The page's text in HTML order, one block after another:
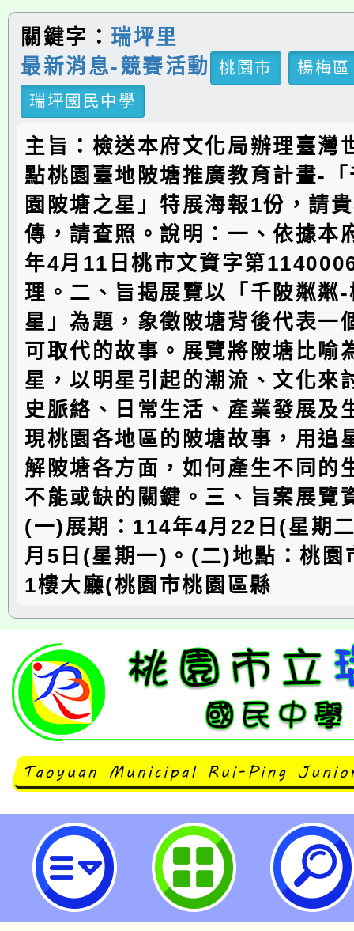
關鍵字： 瑞坪里
最新消息-競賽活動
桃園市
楊梅區
瑞坪國民中學
主旨：檢送本府文化局辦理臺灣
點桃園臺地陂塘推廣教育計畫-
園陂塘之星」特展海報1份，請
傳，請查照。說明：一、依據本
年4月11日桃市文資字第
理。二、旨揭展覽以「千陂粼粼
星」為題，象徵陂塘背後代表一
可取代的故事。展覽將陂塘比喻
星，以明星引起的潮流、文化來
史脈絡、日常生活、產業發展及
現桃園各地區的陂塘故事，用追
解陂塘各方面，如何產生不同的
不能或缺的關鍵。三、旨案展覽
(一)展期：114年4月22日(星期
月5日(星期一)。(二)地點：桃園
1樓大廳(桃園市桃園區縣
「千陂粼粼-桃園陂塘之星」特展-
民中學